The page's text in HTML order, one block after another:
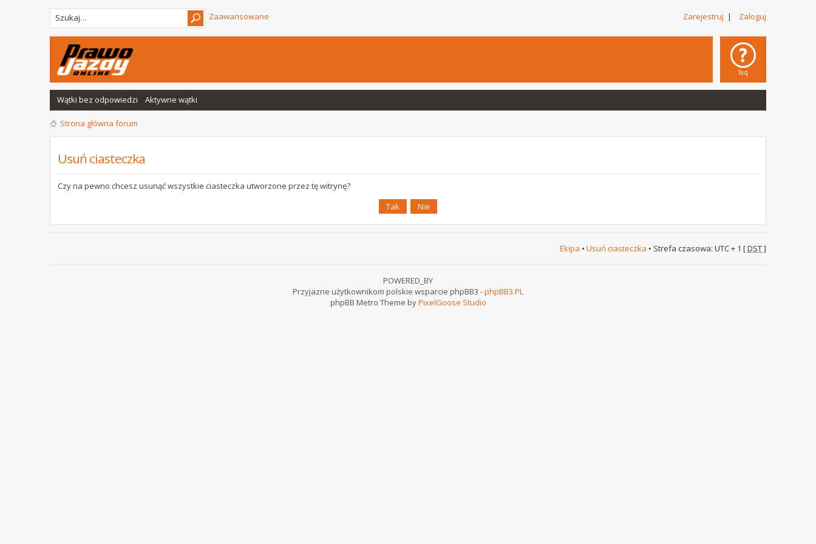
Zarejestruj | Zaloguj
Zaawansowane
faq
Wątki bez odpowiedzi Aktywne wątki
Strona główna forum
Usuń ciasteczka
Czy na pewno chcesz usunąć wszystkie ciasteczka utworzone przez tę witrynę?
Ekipa • Usuń ciasteczka • Strefa czasowa: UTC + 1 [DST]
POWERED_BY
Przyjazne użytkownikom polskie wsparcie phpBB3 -phpBB3.PL
phpBB Metro Theme byPixelGoose Studio